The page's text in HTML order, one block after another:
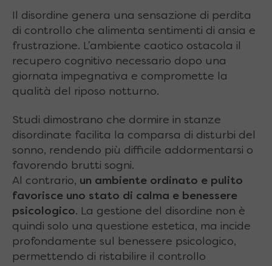
Il disordine genera una sensazione di perdita
di controllo che alimenta sentimenti di ansia e
frustrazione. L’ambiente caotico ostacola il
recupero cognitivo necessario dopo una
giornata impegnativa e compromette la
qualità del riposo notturno.
Studi dimostrano che dormire in stanze
disordinate facilita la comparsa di disturbi del
sonno, rendendo più difficile addormentarsi o
favorendo brutti sogni.
Al contrario, un ambiente ordinato e pulito
favorisce uno stato di calma e benessere
psicologico. La gestione del disordine non è
quindi solo una questione estetica, ma incide
profondamente sul benessere psicologico,
permettendo di ristabilire il controllo